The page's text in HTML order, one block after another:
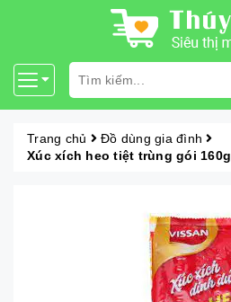
Trang chủ
Đồ dùng gia đình
Xúc xích heo tiệt trùng gói 160g